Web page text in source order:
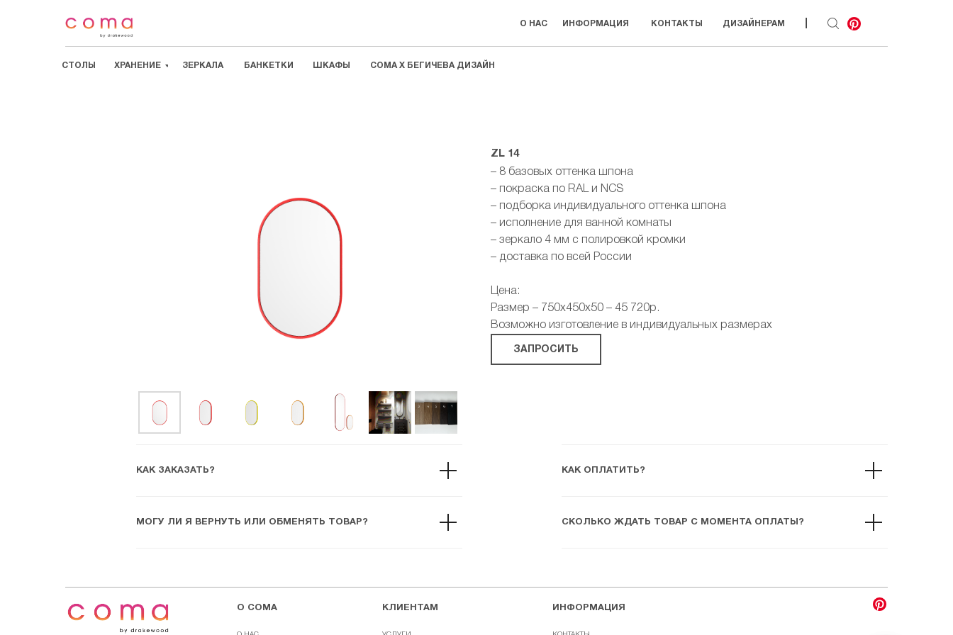
СТОЛЫ ХРАНЕНИЕ ЗЕРКАЛА БАНКЕТКИ ШКАФЫ COMA Х БЕГИЧЕВА ДИЗАЙН
ДИЗАЙНЕРАМ
КОНТАКТЫ
ИНФОРМАЦИЯ
О НАС
СТОЛЫ ХРАНЕНИЕ / ЗЕРКАЛА / БАНКЕТКИ/ ШКАФЫ COMA Х BEGICHEVA DESIGN
ZL 14
– 8 базовых оттенка шпона
– покраска по RAL и NCS
– подборка индивидуального оттенка шпона
– исполнение для ванной комнаты
– зеркало 4 мм с полировкой кромки
– доставка по всей России
Цена:
Размер – 750х450х50 – 45 720р.
Возможно изготовление в индивидуальных размерах
ЗАПРОСИТЬ
КАК ЗАКАЗАТЬ? КАК ОПЛАТИТЬ?
МОГУ ЛИ Я ВЕРНУТЬ ИЛИ ОБМЕНЯТЬ ТОВАР? СКОЛЬКО ЖДАТЬ ТОВАР С МОМЕНТА ОПЛАТЫ?
О COMA КЛИЕНТАМ ИНФОРМАЦИЯ